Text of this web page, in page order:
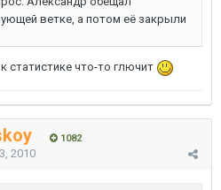
ветке, а потом её закрыли
статистике что-то глючит
1082
2010